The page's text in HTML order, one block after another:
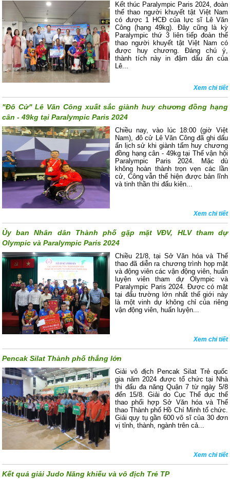
Kết thúc Paralympic Paris 2024, đoàn
thể thao người khuyết tật Việt Nam
có được 1 HCĐ của lực sĩ Lê Văn
Công (hạng 49kg). Đây cũng là kỳ
Paralympic thứ 3 liên tiếp đoàn thể
thao người khuyết tật Việt Nam có
được huy chương. Đáng chú ý,
thành tích này in đậm dấu ấn của
Lê...
Xem chi tiết
"Đô Cử" Lê Văn Công xuất sắc giành huy chương đồng hạng
cân - 49kg tại Paralympic Paris 2024
Chiều nay, vào lúc 18:00 (giờ Việt
Nam), đô cử Lê Văn Công đã ghi dấu
ấn lịch sử khi giành tấm huy chương
đồng hạng cân - 49kg tại Thế vận hội
Paralympic Paris 2024. Mặc dù
không hoàn thành trọn vẹn các lần
cử, Công vẫn thể hiện được bản lĩnh
và tinh thần thi đấu kiên...
Xem chi tiết
Ủy ban Nhân dân Thành phố gặp mặt VĐV, HLV tham dự
Olympic và Paralympic Paris 2024
Chiều 21/8, tại Sở Văn hóa và Thể
thao đã diễn ra chương trình họp mặt
và động viên các vận động viên, huấn
luyện viên tham dự Olympic và
Paralympic Paris 2024. Được có mặt
tại đấu trường lớn nhất thế giới này
là một vinh dự không chỉ của riêng
vận động viên, huấn luyện...
Xem chi tiết
Pencak Silat Thành phố thắng lớn
Giải vô địch Pencak Silat Trẻ quốc
gia năm 2024 được tổ chức tại Nhà
thi đấu đa năng Quận 7 từ ngày 5/8
đến 15/8. Giải do Cục Thể dục thể
thao phối hợp Sở Văn hóa và Thể
thao Thành phố Hồ Chí Minh tổ chức.
Giải quy tụ gần 600 võ sĩ của 30 đơn
vị tỉnh, thành, ngành trên cả...
Xem chi tiết
Kết quả giải Judo Năng khiếu và vô địch Trẻ TP